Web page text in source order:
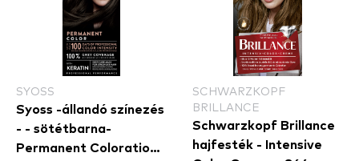
SYOSS
Syoss -állandó színezés
- - sötétbarna-
Permanent Coloration -
SCHWARZKOPF
BRILLANCE
Schwarzkopf Brillance
hajfesték - Intensive